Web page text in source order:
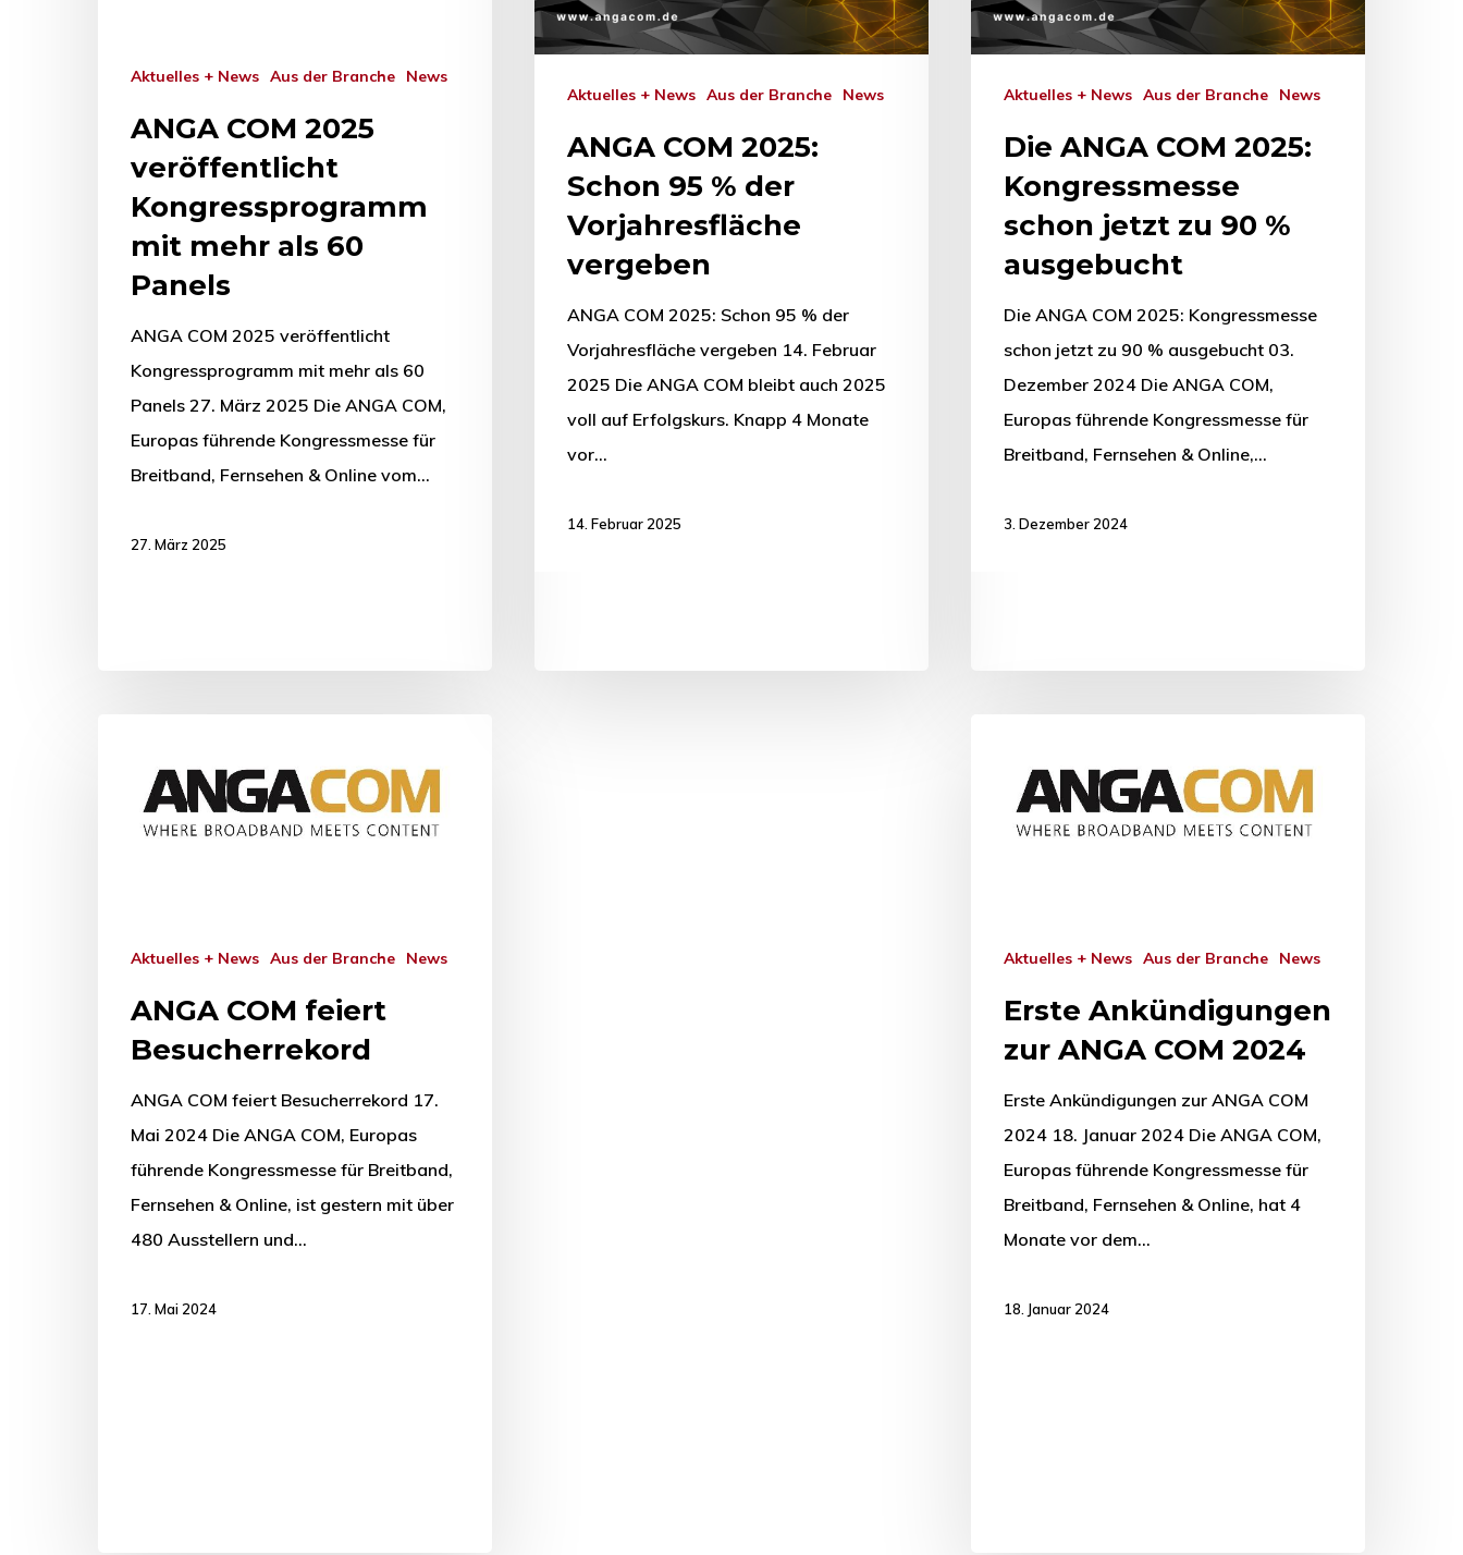
Aktuelles + News Aus der Branche News
ANGA COM 2025
veröffentlicht
Kongressprogramm
mit mehr als 60
Panels
ANGA COM 2025 veröffentlicht
Kongressprogramm mit mehr als 60
Panels 27. März 2025 Die ANGA COM,
Europas führende Kongressmesse für
Breitband, Fernsehen & Online vom…
27. März 2025
Aktuelles + News Aus der Branche News
ANGA COM 2025:
Schon 95 % der
Vorjahresfläche
vergeben
ANGA COM 2025: Schon 95 % der
Vorjahresfläche vergeben 14. Februar
2025 Die ANGA COM bleibt auch 2025
voll auf Erfolgskurs. Knapp 4 Monate
vor…
14. Februar 2025
Aktuelles + News Aus der Branche News
Die ANGA COM 2025:
Kongressmesse
schon jetzt zu 90 %
ausgebucht
Die ANGA COM 2025: Kongressmesse
schon jetzt zu 90 % ausgebucht 03.
Dezember 2024 Die ANGA COM,
Europas führende Kongressmesse für
Breitband, Fernsehen & Online,…
3. Dezember 2024
Aktuelles + News Aus der Branche News
ANGA COM feiert
Besucherrekord
ANGA COM feiert Besucherrekord 17.
Mai 2024 Die ANGA COM, Europas
führende Kongressmesse für Breitband,
Fernsehen & Online, ist gestern mit über
480 Ausstellern und…
17. Mai 2024
Aktuelles + News Aus der Branche News
Erste Ankündigungen
zur ANGA COM 2024
Erste Ankündigungen zur ANGA COM
2024 18. Januar 2024 Die ANGA COM,
Europas führende Kongressmesse für
Breitband, Fernsehen & Online, hat 4
Monate vor dem…
18. Januar 2024